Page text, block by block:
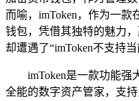
而喻，imToken，作为一款
钱包，凭借其独特的魅力
却遭遇了“imToken不支持
imToken是一款功能强
全能的数字资产管家，支